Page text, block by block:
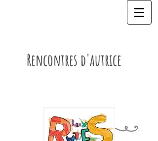
Rencontres d'autrice